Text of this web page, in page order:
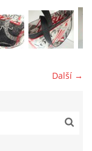
Další →